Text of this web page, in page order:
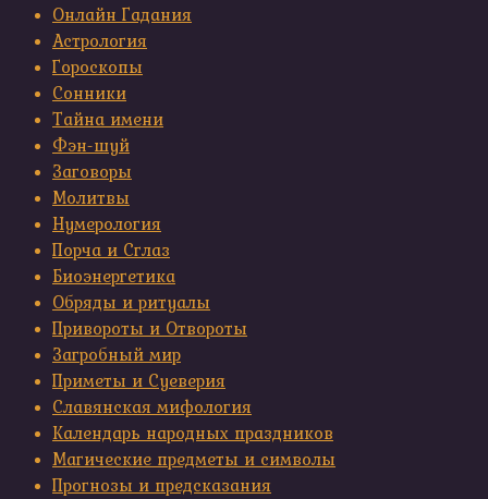
Онлайн Гадания
Астрология
Гороскопы
Сонники
Тайна имени
Фэн-шуй
Заговоры
Молитвы
Нумерология
Порча и Сглаз
Биоэнергетика
Обряды и ритуалы
Привороты и Отвороты
Загробный мир
Приметы и Суеверия
Славянская мифология
Календарь народных праздников
Магические предметы и символы
Прогнозы и предсказания